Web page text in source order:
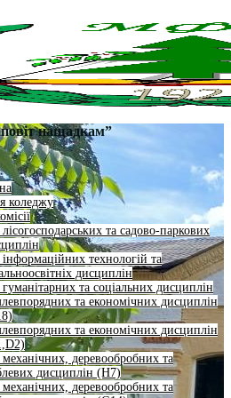
коледжу
та садово-паркових
технологій та
дисциплін
та соціальних дисциплін
та економічних дисциплін
та економічних дисциплін
деревообробних та
дисциплін (H7)
деревообробних та
нащадкам”